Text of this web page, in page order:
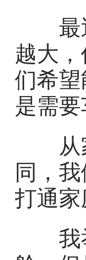
最近
越大
们希
是需
从家
同，
打通
我举